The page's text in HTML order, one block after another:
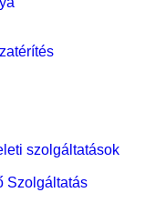
szolgáltatások
Szolgáltatás